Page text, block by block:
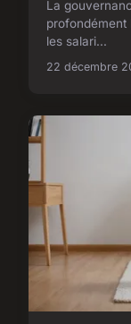
La
profondément
les salari...
22 décembre